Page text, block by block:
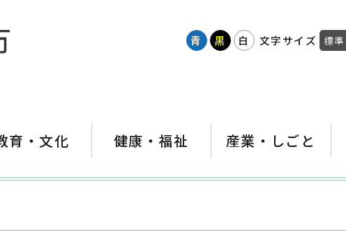
青 黒 白 文字サイズ 標準
育・文化 健康・福祉 産業・しごと